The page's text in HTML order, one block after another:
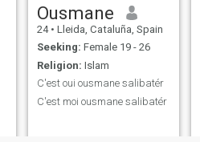
Ousmane
24 • Lleida, Cataluña, Spain
Seeking: Female 19 - 26
Religion: Islam
C'est oui ousmane salibatér
C'est moi ousmane salibatér